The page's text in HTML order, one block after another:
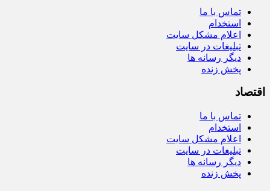
تماس با ما
استخدام
اعلام مشکل سایت
تبلیغات در سایت
دیگر رسانه ها
پخش زنده
اقتصاد
تماس با ما
استخدام
اعلام مشکل سایت
تبلیغات در سایت
دیگر رسانه ها
پخش زنده